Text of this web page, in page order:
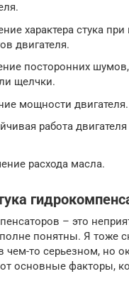
характера стука
двигателя.
посторонних
щелчки.
мощности двигателя.
работа
расхода масла.
– это
понятны. Я тоже
чем-то серьезном, но
основные факторы,